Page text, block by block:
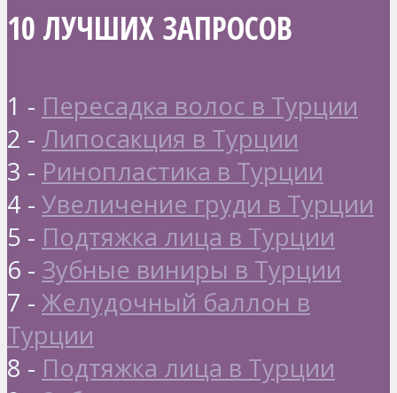
10 ЛУЧШИХ ЗАПРОСОВ
1 - Пересадка волос в Турции
2 - Липосакция в Турции
3 - Ринопластика в Турции
4 - Увеличение груди в Турции
5 - Подтяжка лица в Турции
6 - Зубные виниры в Турции
7 - Желудочный баллон в
Турции
8 - Подтяжка лица в Турции